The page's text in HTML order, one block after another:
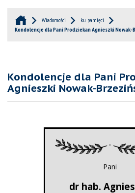
Wiadomości
ku pamięci
Kondolencje dla Pani Prodziekan Agnieszki
Kondolencje dla Pani
Agnieszki Nowak-
Pani
dr hab.